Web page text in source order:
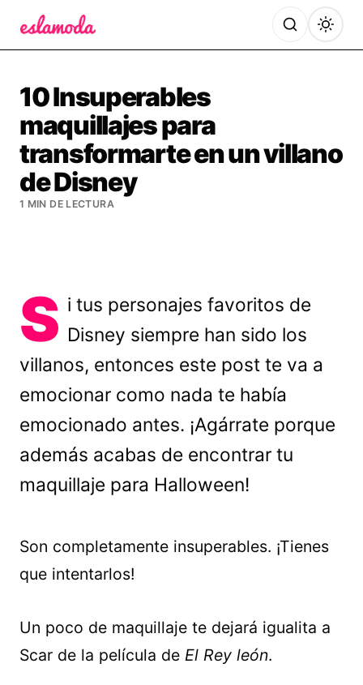
10 Insuperables
maquillajes para
transformarte en un villano
de Disney
1 MIN DE LECTURA
S i tus personajes favoritos de
Disney siempre han sido los
villanos, entonces este post te va a
emocionar como nada te había
emocionado antes. ¡Agárrate porque
además acabas de encontrar tu
maquillaje para Halloween!
Son completamente insuperables. ¡Tienes
que intentarlos!
Un poco de maquillaje te dejará igualita a
Scar de la película de El Rey león.